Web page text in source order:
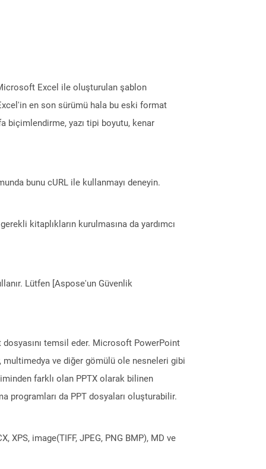
Excel ile oluşturulan şablon
en son sürümü hala bu eski format
biçimlendirme, yazı tipi boyutu, kenar
bunu cURL ile kullanmayı deneyin.
kitaplıkların kurulmasına da yardımcı
Lütfen [Aspose'un Güvenlik
temsil eder. Microsoft PowerPoint
multimedya ve diğer gömülü ole nesneleri gibi
farklı olan PPTX olarak bilinen
programları da PPT dosyaları oluşturabilir.
XPS, image(TIFF, JPEG, PNG BMP), MD ve